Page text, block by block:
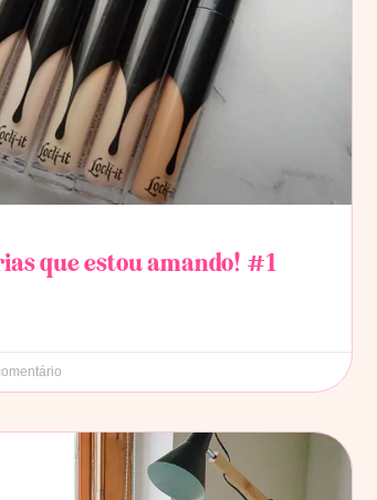
que estou amando! #1